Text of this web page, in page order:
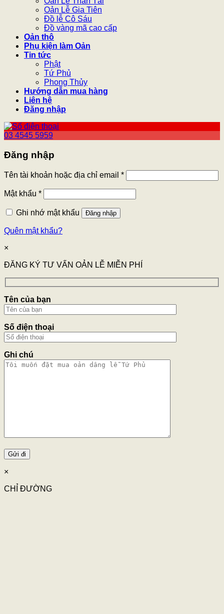
Oản Lễ Gia Tiên
Đồ lễ Cô Sáu
Đồ vàng mã cao cấp
Oản thô
Phụ kiện làm Oản
Tin tức
Phật
Tứ Phủ
Phong Thủy
Hướng dẫn mua hàng
Liên hệ
Đăng nhập
03 4545 5959
Đăng nhập
Tên tài khoản hoặc địa chỉ email *
Mật khẩu *
Ghi nhớ mật khẩu Đăng nhập
Quên mật khẩu?
×
ĐĂNG KÝ TƯ VẤN OẢN LỄ MIỄN PHÍ
Tên của bạn
Số điện thoại
Ghi chú
×
CHỈ ĐƯỜNG